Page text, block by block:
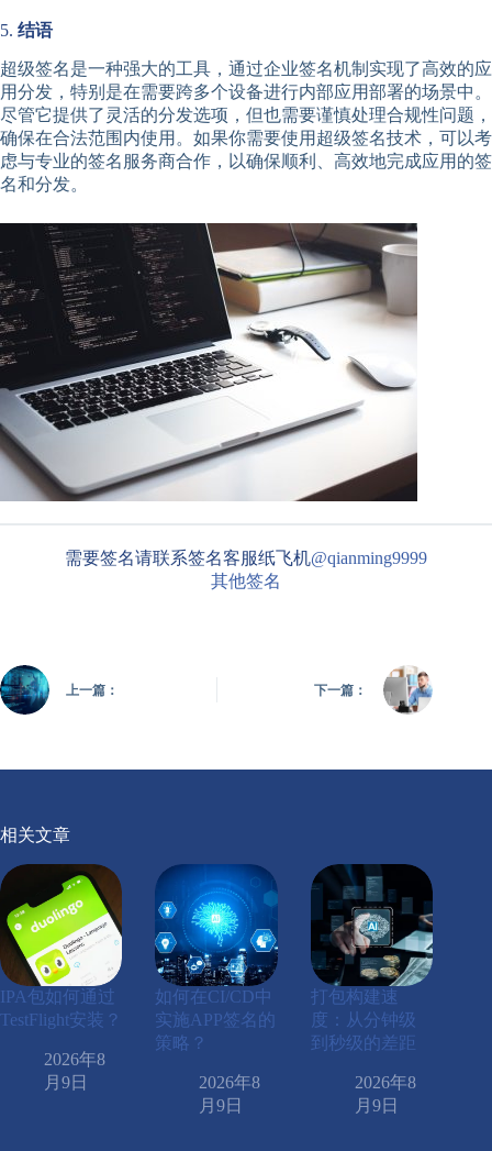
5. 结语
超级签名是一种强大的工具，通过企业签名机制实现了高效的应
用分发，特别是在需要跨多个设备进行内部应用部署的场景中。
尽管它提供了灵活的分发选项，但也需要谨慎处理合规性问题，
确保在合法范围内使用。如果你需要使用超级签名技术，可以考
虑与专业的签名服务商合作，以确保顺利、高效地完成应用的签
名和分发。
需要签名请联系签名客服纸飞机@qianming9999
其他签名
上一篇： 下一篇：
相关文章
IPA包如何通过
TestFlight安装？
2026年8
月9日
如何在CI/CD中
实施APP签名的
策略？
2026年8
月9日
打包构建速
度：从分钟级
到秒级的差距
2026年8
月9日